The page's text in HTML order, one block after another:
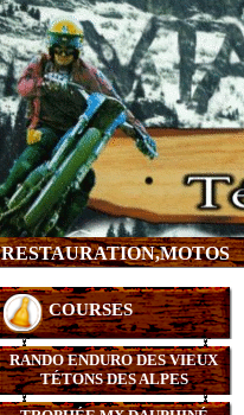
RESTAURATION,MOTOS
COURSES
RANDO ENDURO DES VIEUX
TÉTONS DES ALPES